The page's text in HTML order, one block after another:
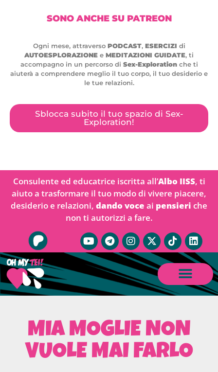
SONO ANCHE SU PATREON
Ogni mese, attraverso PODCAST, ESERCIZI di
AUTOESPLORAZIONE e MEDITAZIONI GUIDATE, ti
accompagno in un percorso di Sex-Explorationche ti
aiuterà a comprendere meglio il tuo corpo, il tuo desiderio e
le tue relazioni.
Sblocca subito il tuo spazio di Sex-
Exploration!
Consulente ed educatrice iscritta all’Albo IISS, ti
aiuto a trasformare il tuo modo di vivere piacere,
desiderio e relazioni, dando voce ai pensieri che
non ti autorizzi a fare.
MIA MOGLIE NON
VUOLE MAI FARLO